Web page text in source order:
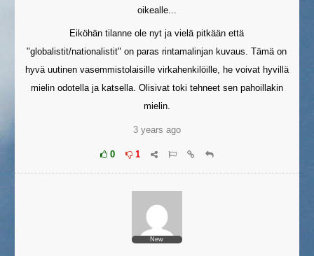
oikealle...
Eiköhän tilanne ole nyt ja vielä pitkään että
"globalistit/nationalistit" on paras rintamalinjan kuvaus. Tämä on
hyvä uutinen vasemmistolaisille virkahenkilöille, he voivat hyvillä
mielin odotella ja katsella. Olisivat toki tehneet sen pahoillakin
mielin.
3 years ago
0 1
New